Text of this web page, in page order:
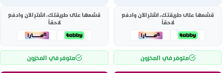
قسّمها على طريقتك، اشترِ الآن وادفع
لاحقاً
متوفر في المخزون
قسّمها على طريقتك، اشترِ الآن وادفع
لاحقاً
متوفر في المخزون